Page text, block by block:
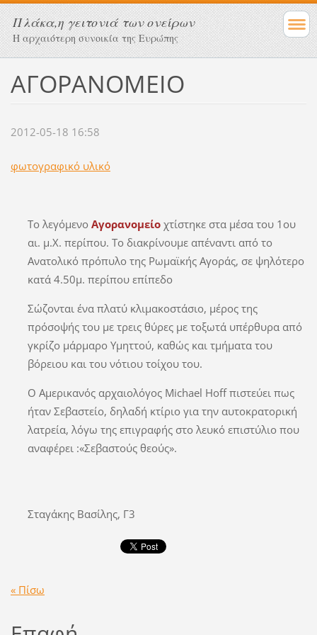
Πλάκα,η γειτονιά των ονείρων
Η αρχαιότερη συνοικία της Ευρώπης
ΑΓΟΡΑΝΟΜΕΙΟ
2012-05-18 16:58
φωτογραφικό υλικό
Το λεγόμενο Αγορανομείο χτίστηκε στα μέσα του 1ου
αι. μ.Χ. περίπου. Το διακρίνουμε απέναντι από το
Ανατολικό πρόπυλο της Ρωμαϊκής Αγοράς, σε ψηλότερο
κατά 4.50μ. περίπου επίπεδο
Σώζονται ένα πλατύ κλιμακοστάσιο, μέρος της
πρόσοψής του με τρεις θύρες με τοξωτά υπέρθυρα από
γκρίζο μάρμαρο Υμηττού, καθώς και τμήματα του
βόρειου και του νότιου τοίχου του.
Ο Αμερικανός αρχαιολόγος Michael Hoff πιστεύει πως
ήταν Σεβαστείο, δηλαδή κτίριο για την αυτοκρατορική
λατρεία, λόγω της επιγραφής στο λευκό επιστύλιο που
αναφέρει :«Σεβαστούς θεούς».
Σταγάκης Βασίλης, Γ3
« Πίσω